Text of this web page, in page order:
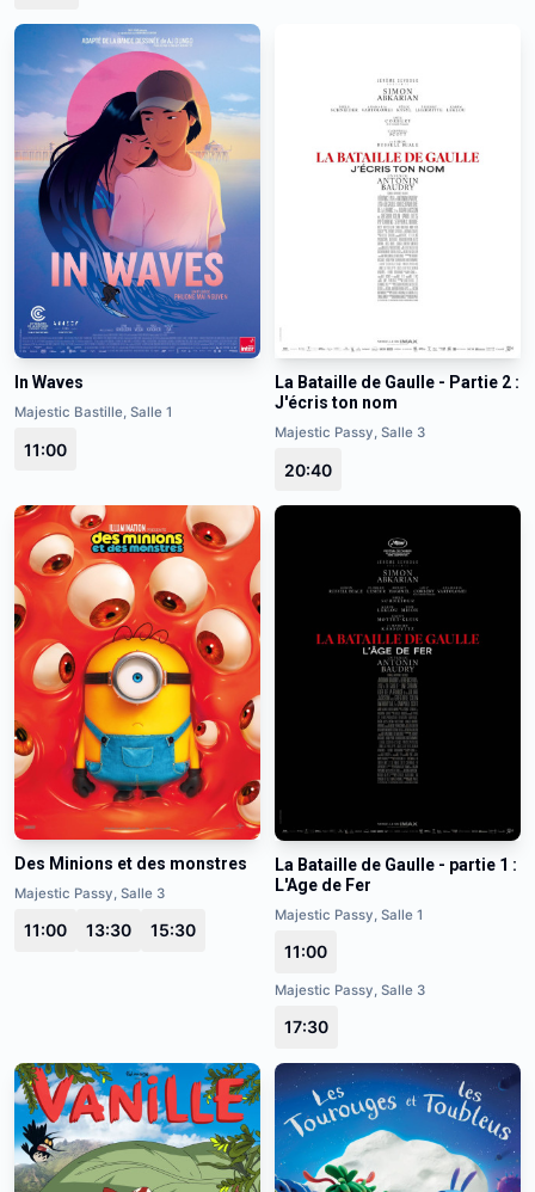
In Waves
Majestic Bastille, Salle 1
11:00
La Bataille de Gaulle - Partie 2 :
J'écris ton nom
Majestic Passy, Salle 3
20:40
Des Minions et des monstres
Majestic Passy, Salle 3
11:00 13:30 15:30
La Bataille de Gaulle - partie 1 :
L'Age de Fer
Majestic Passy, Salle 1
11:00
Majestic Passy, Salle 3
17:30